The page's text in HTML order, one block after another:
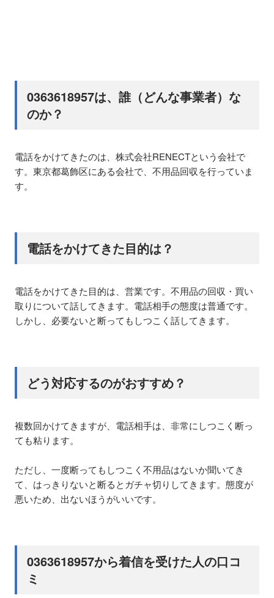
0363618957は、誰（どんな事業者）な
のか？
電話をかけてきたのは、株式会社RENECTという会社で
す。東京都葛飾区にある会社で、不用品回収を行っていま
す。
電話をかけてきた目的は？
電話をかけてきた目的は、営業です。不用品の回収・買い
取りについて話してきます。電話相手の態度は普通です。
しかし、必要ないと断ってもしつこく話してきます。
どう対応するのがおすすめ？
複数回かけてきますが、電話相手は、非常にしつこく断っ
ても粘ります。
ただし、一度断ってもしつこく不用品はないか聞いてき
て、はっきりないと断るとガチャ切りしてきます。態度が
悪いため、出ないほうがいいです。
0363618957から着信を受けた人の口コ
ミ